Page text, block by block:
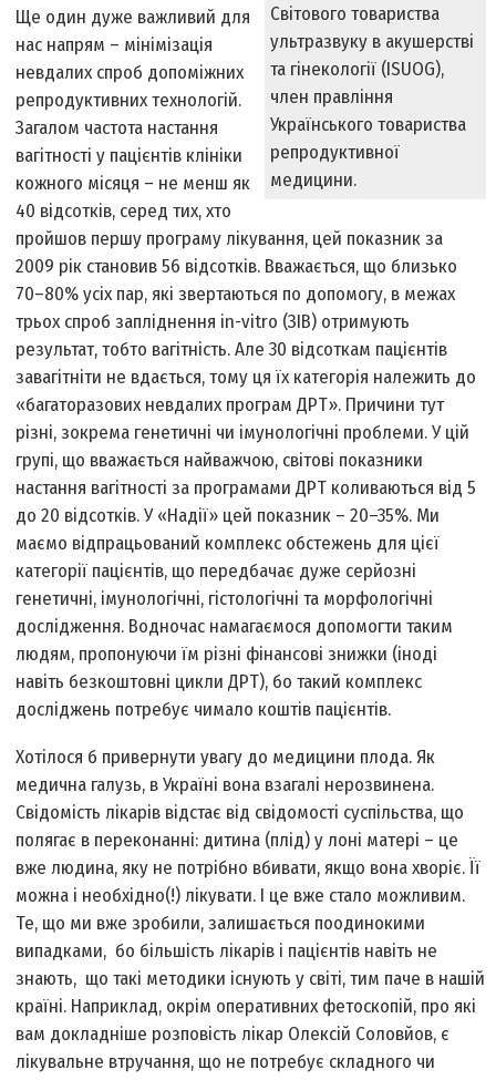
Світового товариства
ультразвуку в акушерстві
та гінекології (ISUOG),
член правління
Українського товариства
репродуктивної
медицини.
Ще один дуже важливий для
нас напрям – мінімізація
невдалих спроб допоміжних
репродуктивних технологій.
Загалом частота настання
вагітності у пацієнтів клініки
кожного місяця – не менш як
40 відсотків, серед тих, хто
пройшов першу програму лікування, цей показник за
2009 рік становив 56 відсотків. Вважається, що близько
70–80% усіх пар, які звертаються по допомогу, в межах
трьох спроб запліднення in-vitro (ЗІВ) отримують
результат, тобто вагітність. Але 30 відсоткам пацієнтів
завагітніти не вдається, тому ця їх категорія належить до
«багаторазових невдалих програм ДРТ». Причини тут
різні, зокрема генетичні чи імунологічні проблеми. У цій
групі, що вважається найважчою, світові показники
настання вагітності за програмами ДРТ коливаються від 5
до 20 відсотків. У «Надії» цей показник – 20–35%. Ми
маємо відпрацьований комплекс обстежень для цієї
категорії пацієнтів, що передбачає дуже серйозні
генетичні, імунологічні, гістологічні та морфологічні
дослідження. Водночас намагаємося допомогти таким
людям, пропонуючи їм різні фінансові знижки (іноді
навіть безкоштовні цикли ДРТ), бо такий комплекс
досліджень потребує чимало коштів пацієнтів.
Хотілося б привернути увагу до медицини плода. Як
медична галузь, в Україні вона взагалі нерозвинена.
Свідомість лікарів відстає від свідомості суспільства, що
полягає в переконанні: дитина (плід) у лоні матері – це
вже людина, яку не потрібно вбивати, якщо вона хворіє. Її
можна і необхідно(!) лікувати. І це вже стало можливим.
Те, що ми вже зробили, залишається поодинокими
випадками, бо більшість лікарів і пацієнтів навіть не
знають, що такі методики існують у світі, тим паче в нашій
країні. Наприклад, окрім оперативних фетоскопій, про які
вам докладніше розповість лікар Олексій Соловйов, є
лікувальне втручання, що не потребує складного чи